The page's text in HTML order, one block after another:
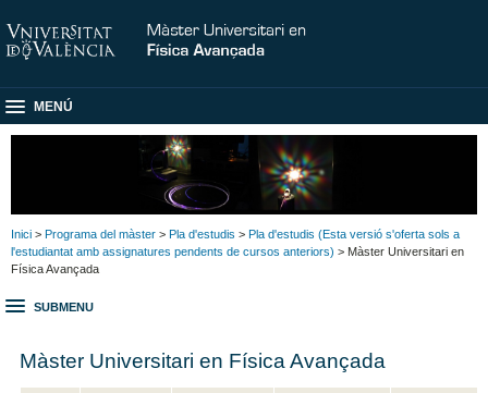
MENÚ
Inici > Programa del màster > Pla d'estudis > Pla d'estudis (Esta versió s'oferta sols a
l'estudiantat amb assignatures pendents de cursos anteriors) > Màster Universitari en
Física Avançada
SUBMENU
Màster Universitari en Física Avançada